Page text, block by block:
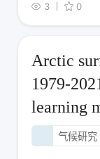
3
0
Arctic
1979-
learning
气候研究